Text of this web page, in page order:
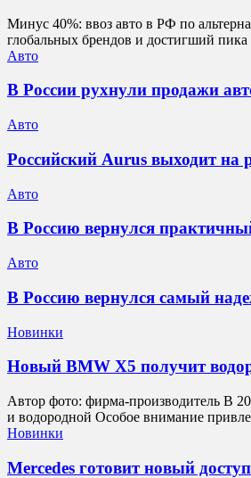
Минус 40%: ввоз авто в РФ по
глобальных брендов и достигший
Авто
В России рухнули продажи
Авто
Российский Aurus выходит
Авто
В Россию вернулся
Авто
В Россию вернулся самый
Новинки
Новый BMW X5 получит
Автор фото: фирма-производитель В
и водородной Особое внимание
Новинки
Mercedes готовит новый